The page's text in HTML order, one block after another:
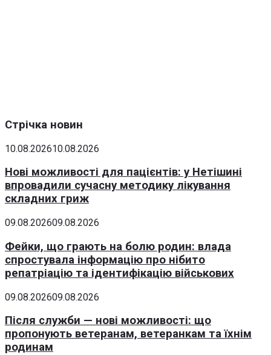
Стрічка новин
10.08.202610.08.2026
Нові можливості для пацієнтів: у Нетішині
впровадили сучасну методику лікування
складних гриж
09.08.202609.08.2026
Фейки, що грають на болю родин: влада
спростувала інформацію про нібито
репатріацію та ідентифікацію військових
09.08.202609.08.2026
Після служби — нові можливості: що
пропонують ветеранам, ветеранкам та їхнім
родинам